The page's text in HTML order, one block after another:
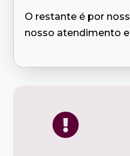
O restante é por
nosso atendimento
